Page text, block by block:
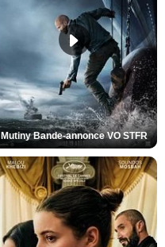
Mutiny Bande-annonce VO STFR